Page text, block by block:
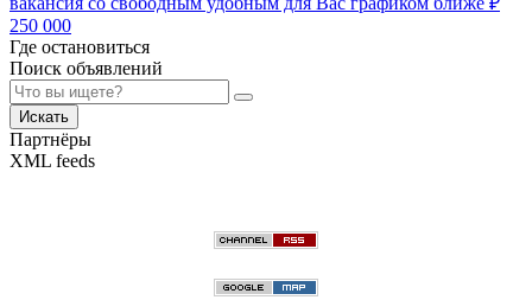
250 000
Где остановиться
Поиск объявлений
Искать
Партнёры
XML feeds